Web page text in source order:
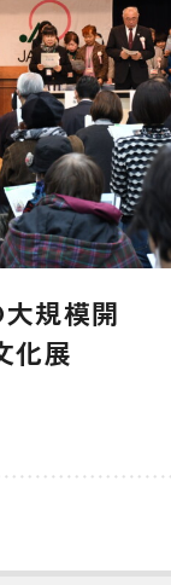
規模開
化展